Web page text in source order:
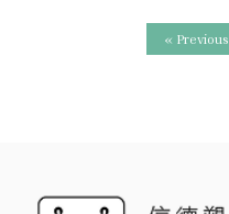
« Previous